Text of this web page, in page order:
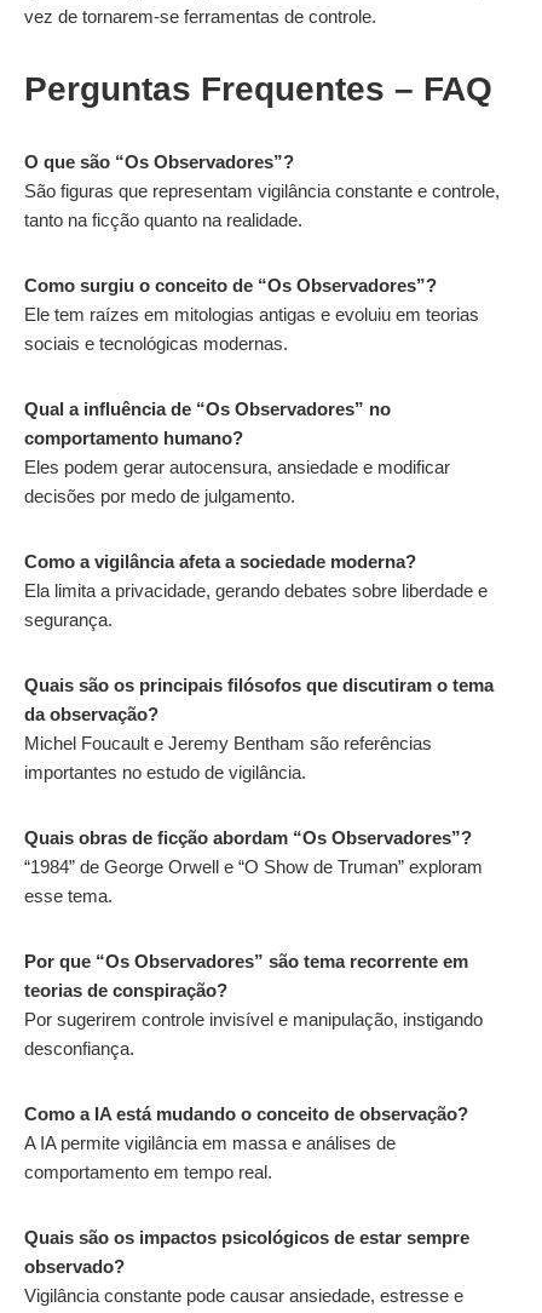
vez de tornarem-se ferramentas de controle.
Perguntas Frequentes – FAQ
O que são “Os Observadores”?
São figuras que representam vigilância constante e controle,
tanto na ficção quanto na realidade.
Como surgiu o conceito de “Os Observadores”?
Ele tem raízes em mitologias antigas e evoluiu em teorias
sociais e tecnológicas modernas.
Qual a influência de “Os Observadores” no
comportamento humano?
Eles podem gerar autocensura, ansiedade e modificar
decisões por medo de julgamento.
Como a vigilância afeta a sociedade moderna?
Ela limita a privacidade, gerando debates sobre liberdade e
segurança.
Quais são os principais filósofos que discutiram o tema
da observação?
Michel Foucault e Jeremy Bentham são referências
importantes no estudo de vigilância.
Quais obras de ficção abordam “Os Observadores”?
“1984” de George Orwell e “O Show de Truman” exploram
esse tema.
Por que “Os Observadores” são tema recorrente em
teorias de conspiração?
Por sugerirem controle invisível e manipulação, instigando
desconfiança.
Como a IA está mudando o conceito de observação?
A IA permite vigilância em massa e análises de
comportamento em tempo real.
Quais são os impactos psicológicos de estar sempre
observado?
Vigilância constante pode causar ansiedade, estresse e